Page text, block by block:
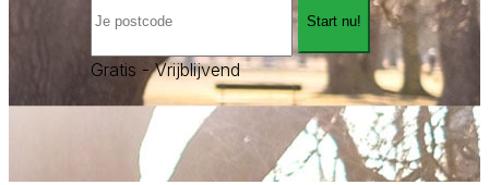
Start nu!
Gratis - Vrijblijvend